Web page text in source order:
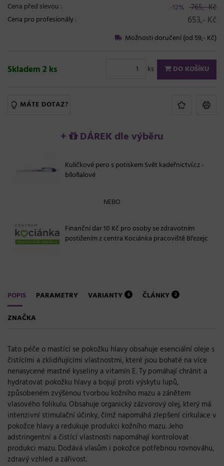
Cena před slevou : -12% 765,- Kč
Cena pro profesionály: 653,- Kč
Možnosti doručení (od 59,- Kč)
Skladem 2 ks ks DO KOŠÍKU
MÁTE DOTAZ?
+ DÁREK dle výběru
Kuličkové pero s potiskem Svět kadeřnictví.cz -
bílofialové
NEBO
Finanční dar 10 Kč pro osoby se zdravotním
postižením z centra Kociánka pracoviště Březejc
POPIS PARAMETRY VARIANTY 6 ČLÁNKY 2
ZNAČKA
Tato péče o mastící se pokožku hlavy obsahuje esenciální oleje s
čistícími a zklidňujícími vlastnostmi, které jsou bohaté na více
nenasycené mastné kyseliny a vitamín E. Ty pomáhají chránit a
hydratovat pokožku hlavy a bojují proti výskytu lupů,
způsobeném zvýšenou tvorbou kožního mazu a zánětem
vlasového folikulu. Obsahuje organický zázvorový olej, který má
intenzivní stimulační účinky, čímž napomáhá zlepšení cirkulace v
pokožce hlavy a redukuje produkci kožního mazu. Jeho
adstringentní a čistící vlastnosti napomáhají kontrolovat
produkci mazu. Dodává vlasům i pokožce potřebnou rovnováhu,
zdravý vzhled a zářivost.